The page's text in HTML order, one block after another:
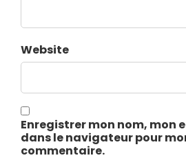
Website
Enregistrer mon nom, mon
dans le navigateur pour
commentaire.